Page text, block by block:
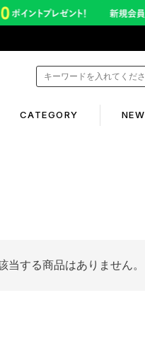
CATEGORY NEW
保証について
当する商品はありません。